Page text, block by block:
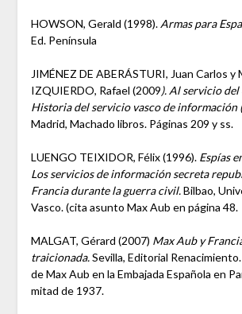
HOWSON, Gerald (1998). Armas para
Ed. Península
JIMÉNEZ DE ABERÁSTURI, Juan Carlos y
IZQUIERDO, Rafael (2009). Al servicio
Historia del servicio vasco de información
Madrid, Machado libros. Páginas 209 y ss.
LUENGO TEIXIDOR, Félix (1996). Espías
Los servicios de información secreta
Francia durante la guerra civil.Bilbao,
Vasco. (cita asunto Max Aub en página 48.
MALGAT, Gérard (2007) Max Aub y
traicionada.Sevilla, Editorial
de Max Aub en la Embajada Española en
mitad de 1937.